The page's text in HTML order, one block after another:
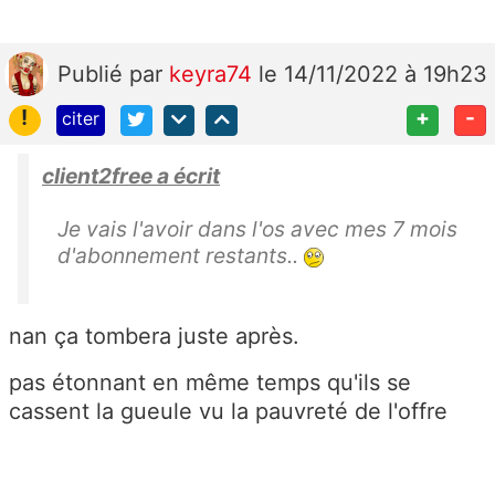
Publié par keyra74 le 14/11/2022 à 19h23
!
citer + -
client2free a écrit
Je vais l'avoir dans l'os avec mes 7 mois
d'abonnement restants..
nan ça tombera juste après.
pas étonnant en même temps qu'ils se
cassent la gueule vu la pauvreté de l'offre